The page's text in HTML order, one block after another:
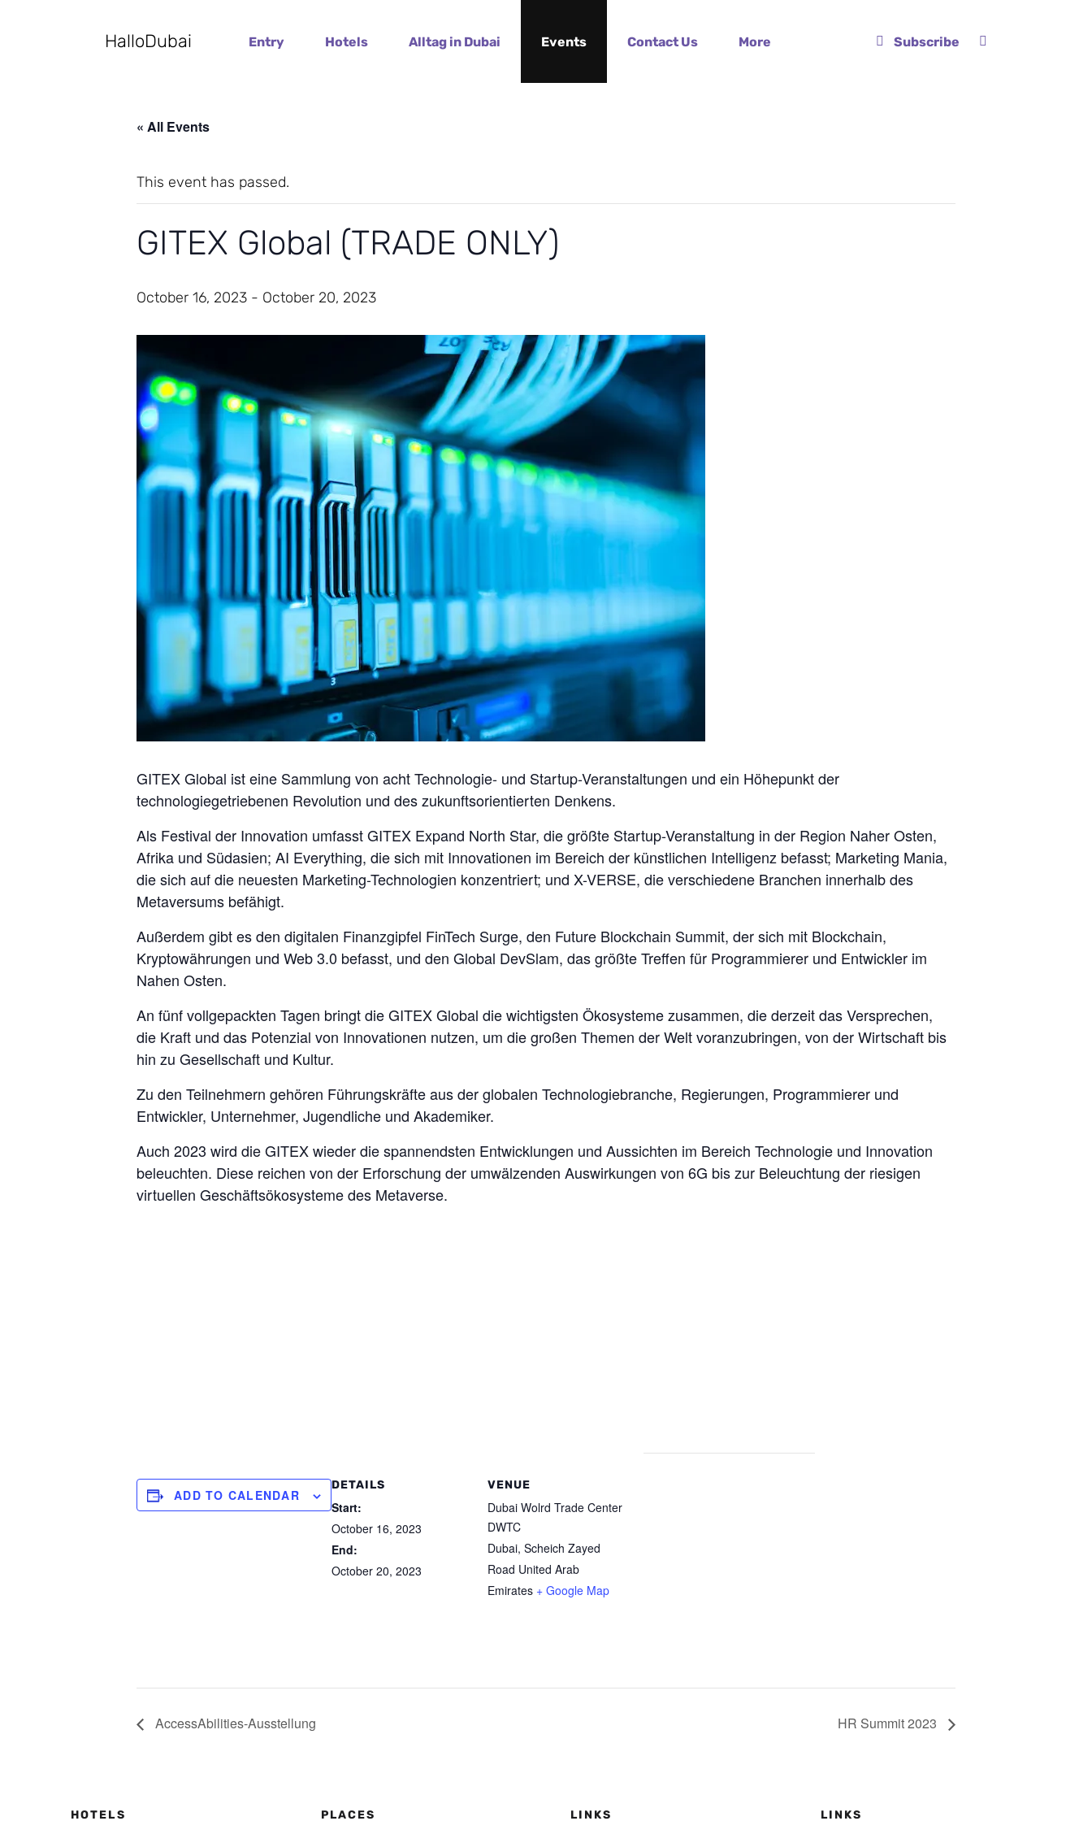
HalloDubai Entry Hotels Alltag in Dubai Events Contact Us More Subscribe
« All Events
This event has passed.
GITEX Global (TRADE ONLY)
October 16, 2023 - October 20, 2023
GITEX Global ist eine Sammlung von acht Technologie- und Startup-Veranstaltungen und ein Höhepunkt der
technologiegetriebenen Revolution und des zukunftsorientierten Denkens.
Als Festival der Innovation umfasst GITEX Expand North Star, die größte Startup-Veranstaltung in der Region Naher Osten,
Afrika und Südasien; AI Everything, die sich mit Innovationen im Bereich der künstlichen Intelligenz befasst; Marketing Mania,
die sich auf die neuesten Marketing-Technologien konzentriert; und X-VERSE, die verschiedene Branchen innerhalb des
Metaversums befähigt.
Außerdem gibt es den digitalen Finanzgipfel FinTech Surge, den Future Blockchain Summit, der sich mit Blockchain,
Kryptowährungen und Web 3.0 befasst, und den Global DevSlam, das größte Treffen für Programmierer und Entwickler im
Nahen Osten.
An fünf vollgepackten Tagen bringt die GITEX Global die wichtigsten Ökosysteme zusammen, die derzeit das Versprechen,
die Kraft und das Potenzial von Innovationen nutzen, um die großen Themen der Welt voranzubringen, von der Wirtschaft bis
hin zu Gesellschaft und Kultur.
Zu den Teilnehmern gehören Führungskräfte aus der globalen Technologiebranche, Regierungen, Programmierer und
Entwickler, Unternehmer, Jugendliche und Akademiker.
Auch 2023 wird die GITEX wieder die spannendsten Entwicklungen und Aussichten im Bereich Technologie und Innovation
beleuchten. Diese reichen von der Erforschung der umwälzenden Auswirkungen von 6G bis zur Beleuchtung der riesigen
virtuellen Geschäftsökosysteme des Metaverse.
ADD TO CALENDAR
DETAILS
Start:
October 16, 2023
End:
October 20, 2023
VENUE
Dubai Wolrd Trade Center
DWTC
Dubai, Scheich Zayed
Road United Arab
Emirates + Google Map
AccessAbilities-Ausstellung HR Summit 2023
HOTELS PLACES LINKS LINKS